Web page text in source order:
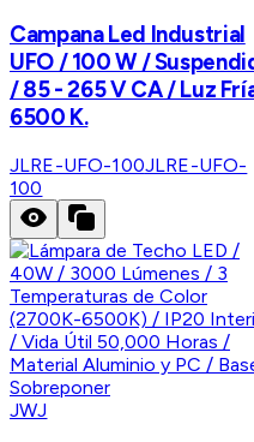
Campana Led Industrial
UFO / 100 W /
/ 85 - 265 V CA / Luz
6500 K.
JLRE-UFO-100JLRE-UFO-
100
JWJ